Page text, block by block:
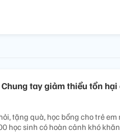
tay giảm thiểu tổn
tặng quà, học bổng cho trẻ em
học sinh có hoàn cảnh khó